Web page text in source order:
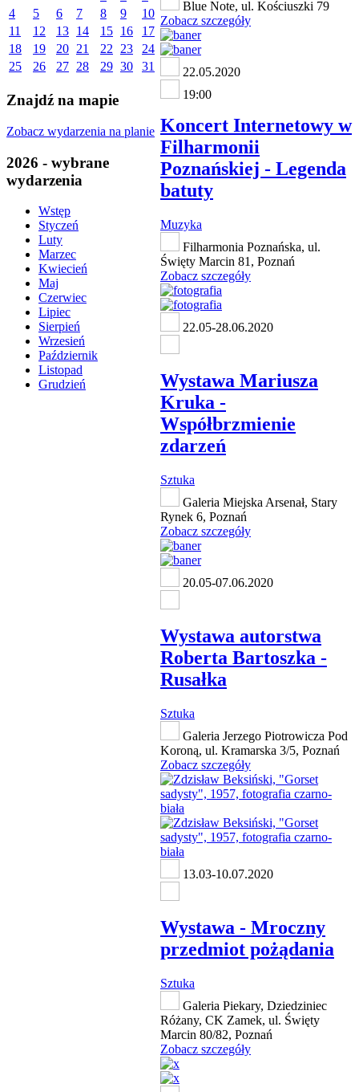
4
5 6 7 8 9
10
11
12 13 14 15 16
17
18
19 20 21 22 23
24
25
26 27 28 29 30 31
Znajdź na mapie
Zobacz wydarzenia na planie
2026 - wybrane
wydarzenia
Wstęp
Styczeń
Luty
Marzec
Kwiecień
Maj
Czerwiec
Lipiec
Sierpień
Wrzesień
Październik
Listopad
Grudzień
Blue Note, ul. Kościuszki 79
Zobacz szczegóły
22.05.2020
19:00
Koncert Internetowy w
Filharmonii
Poznańskiej - Legenda
batuty
Muzyka
Filharmonia Poznańska, ul.
Święty Marcin 81, Poznań
Zobacz szczegóły
22.05-28.06.2020
Wystawa Mariusza
Kruka -
Współbrzmienie
zdarzeń
Sztuka
Galeria Miejska Arsenał, Stary
Rynek 6, Poznań
Zobacz szczegóły
20.05-07.06.2020
Wystawa autorstwa
Roberta Bartoszka -
Rusałka
Sztuka
Galeria Jerzego Piotrowicza Pod
Koroną, ul. Kramarska 3/5, Poznań
Zobacz szczegóły
13.03-10.07.2020
Wystawa - Mroczny
przedmiot pożądania
Sztuka
Galeria Piekary, Dziedziniec
Różany, CK Zamek, ul. Święty
Marcin 80/82, Poznań
Zobacz szczegóły